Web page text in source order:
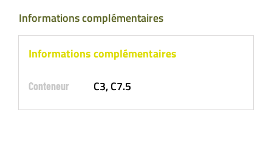
Informations complémentaires
Informations complémentaires
Conteneur C3, C7.5